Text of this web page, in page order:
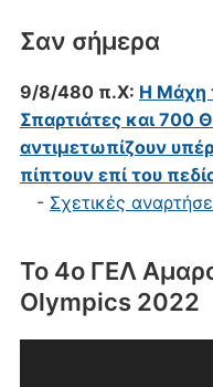
Σαν σήμερα
9/8/480 π.Χ: Η Μάχη
Σπαρτιάτες και 700
αντιμετωπίζουν
πίπτουν επί του
- Σχετικές
Το 4ο ΓΕΛ
Olympics 2022